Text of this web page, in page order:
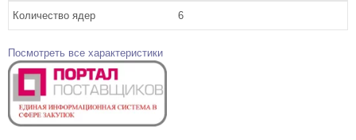
Количество ядер 6
Посмотреть все характеристики